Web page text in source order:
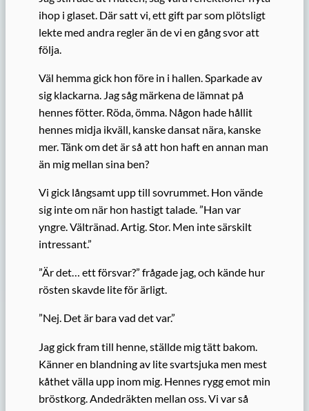
ihop i glaset. Där satt vi, ett gift par som plötsligt
lekte med andra regler än de vi en gång svor att
följa.
Väl hemma gick hon före in i hallen. Sparkade av
sig klackarna. Jag såg märkena de lämnat på
hennes fötter. Röda, ömma. Någon hade hållit
hennes midja ikväll, kanske dansat nära, kanske
mer. Tänk om det är så att hon haft en annan man
än mig mellan sina ben?
Vi gick långsamt upp till sovrummet. Hon vände
sig inte om när hon hastigt talade. ”Han var
yngre. Vältränad. Artig. Stor. Men inte särskilt
intressant.”
”Är det… ett försvar?” frågade jag, och kände hur
rösten skavde lite för ärligt.
”Nej. Det är bara vad det var.”
Jag gick fram till henne, ställde mig tätt bakom.
Känner en blandning av lite svartsjuka men mest
kåthet välla upp inom mig. Hennes rygg emot min
bröstkorg. Andedräkten mellan oss. Vi var så